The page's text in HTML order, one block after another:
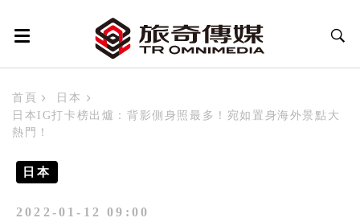
首頁
日本
日本IG打卡榜出爐：背影側身照最多！宛如置身海外景點大
熱門！
日本
2022-01-12 09:00